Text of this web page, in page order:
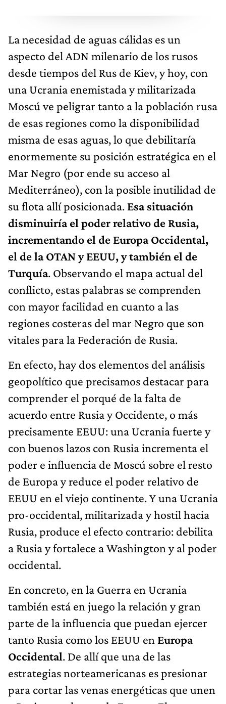
La necesidad de aguas cálidas es un
aspecto del ADN milenario de los rusos
desde tiempos del Rus de Kiev, y hoy, con
una Ucrania enemistada y militarizada
Moscú ve peligrar tanto a la población rusa
de esas regiones como la disponibilidad
misma de esas aguas, lo que debilitaría
enormemente su posición estratégica en el
Mar Negro (por ende su acceso al
Mediterráneo), con la posible inutilidad de
su flota allí posicionada. Esa situación
disminuiría el poder relativo de Rusia,
incrementando el de Europa Occidental,
el de la OTAN y EEUU, y también el de
Turquía. Observando el mapa actual del
conflicto, estas palabras se comprenden
con mayor facilidad en cuanto a las
regiones costeras del mar Negro que son
vitales para la Federación de Rusia.
En efecto, hay dos elementos del análisis
geopolítico que precisamos destacar para
comprender el porqué de la falta de
acuerdo entre Rusia y Occidente, o más
precisamente EEUU: una Ucrania fuerte y
con buenos lazos con Rusia incrementa el
poder e influencia de Moscú sobre el resto
de Europa y reduce el poder relativo de
EEUU en el viejo continente. Y una Ucrania
pro-occidental, militarizada y hostil hacia
Rusia, produce el efecto contrario: debilita
a Rusia y fortalece a Washington y al poder
occidental.
En concreto, en la Guerra en Ucrania
también está en juego la relación y gran
parte de la influencia que puedan ejercer
tanto Rusia como los EEUU en Europa
Occidental. De allí que una de las
estrategias norteamericanas es presionar
para cortar las venas energéticas que unen